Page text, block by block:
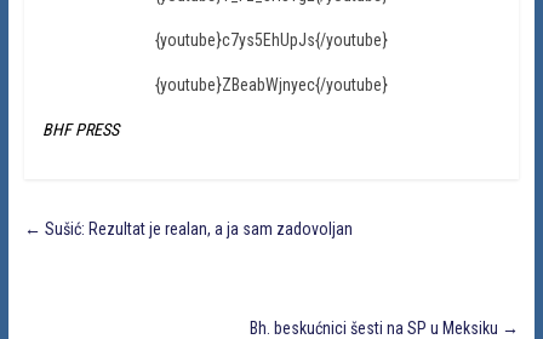
{youtube}c7ys5EhUpJs{/youtube}
{youtube}ZBeabWjnyec{/youtube}
BHF PRESS
← Sušić: Rezultat je realan, a ja sam zadovoljan
Bh. beskućnici šesti na SP u Meksiku →